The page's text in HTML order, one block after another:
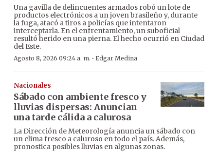
Una gavilla de delincuentes armados robó un lote de
productos electrónicos a un joven brasileño y, durante
la fuga, atacó a tiros a policías que intentaron
interceptarla. En el enfrentamiento, un suboficial
resultó herido en una pierna. El hecho ocurrió en Ciudad
del Este.
Agosto 8, 2026 09:24 a. m. · Edgar Medina
Nacionales
Sábado con ambiente fresco y
lluvias dispersas: Anuncian
una tarde cálida a calurosa
La Dirección de Meteorología anuncia un sábado con
un clima fresco a caluroso en todo el país. Además,
pronostica posibles lluvias en algunas zonas.